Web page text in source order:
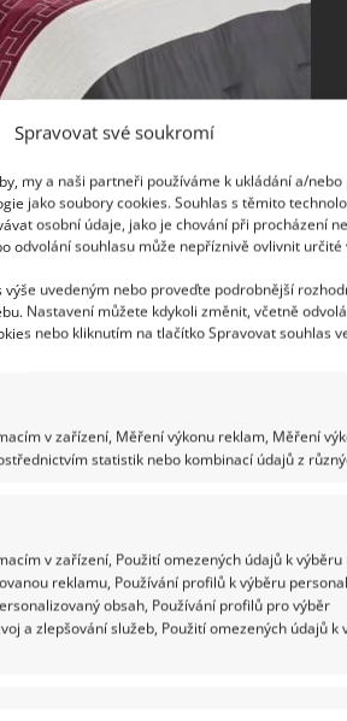
Spravovat své soukromí
my a naši partneři používáme k ukládání a/
jako soubory cookies. Souhlas s těmito
osobní údaje, jako je chování při procházení
odvolání souhlasu může nepříznivě ovlivnit určité
uvedeným nebo proveďte podrobnější
Nastavení můžete kdykoli změnit, včetně
nebo kliknutím na tlačítko Spravovat souhlas
v zařízení, Měření výkonu reklam, Měření
statistik nebo kombinací údajů z
v zařízení, Použití omezených údajů k výběru
reklamu, Používání profilů k výběru
obsah, Používání profilů pro výběr
a zlepšování služeb, Použití omezených údajů k
peřina, hebké polštáře a
chybět prvky, které vyznačují
motivy evokující lásku a vztahy.